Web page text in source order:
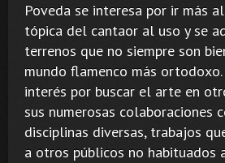
Poveda se interesa por ir más
tópica del cantaor al uso y se
terrenos que no siempre son
mundo flamenco más
interés por buscar el arte en
sus numerosas colaboraciones
disciplinas diversas, trabajos
a otros públicos no habituados